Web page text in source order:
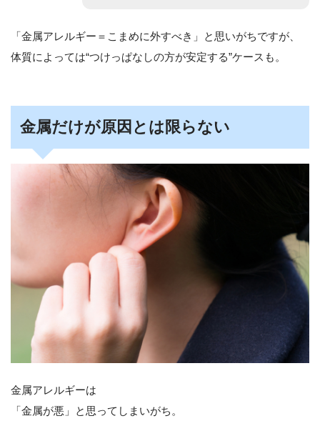
「金属アレルギー＝こまめに外すべき」と思いがちですが、
体質によっては“つけっぱなしの方が安定する”ケースも。
金属だけが原因とは限らない
金属アレルギーは
「金属が悪」と思ってしまいがち。